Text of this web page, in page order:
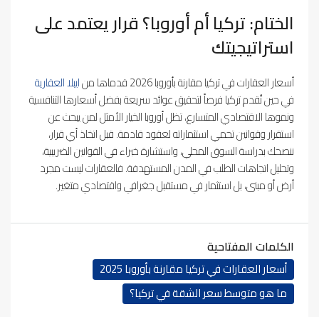
الختام: تركيا أم أوروبا؟ قرار يعتمد على
استراتيجيتك
أسعار العقارات في تركيا مقارنة بأوروبا 2026 قدماها من
ايبلا العقارية
في حين تُقدم تركيا فرصاً لتحقيق عوائد سريعة بفضل أسعارها التنافسية
ونموها الاقتصادي المتسارع، تظل أوروبا الخيار الأمثل لمن يبحث عن
استقرار وقوانين تحمي استثماراته لعقود قادمة. قبل اتخاذ أي قرار،
ننصحك بدراسة السوق المحلي، واستشارة خبراء في القوانين الضريبية،
وتحليل اتجاهات الطلب في المدن المستهدفة. فالعقارات ليست مجرد
أرض أو مبنى، بل استثمار في مستقبل جغرافي واقتصادي متغير.
الكلمات المفتاحية
أسعار العقارات في تركيا مقارنة بأوروبا 2025
ما هو متوسط سعر الشقة في تركيا؟